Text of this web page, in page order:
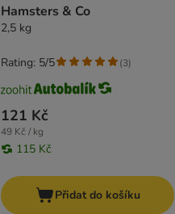
Hamsters & Co
2,5 kg
121 Kč
49 Kč / kg
115 Kč
Rating: 5/5 (3)
Přidat do košíku